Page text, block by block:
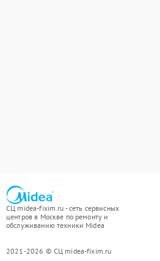
СЦ midea-fixim.ru - сеть сервисных
центров в Москве по ремонту и
обслуживанию техники Midea
2021-2026 © СЦ midea-fixim.ru